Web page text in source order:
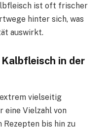
ist oft frischer
hinter sich, was
auswirkt.
in der
vielseitig
eine Vielzahl von
bis hin zu